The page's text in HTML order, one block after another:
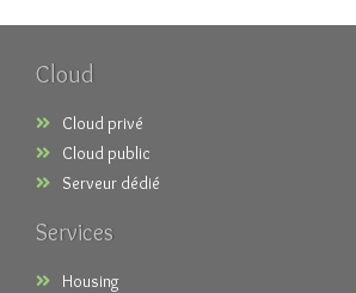
Cloud
Cloud privé
Cloud public
Serveur dédié
Services
Housing